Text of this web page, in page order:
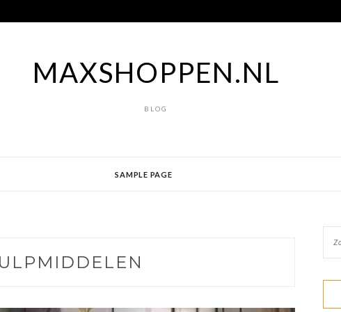
MAXSHOPPEN.NL
BLOG
SAMPLE PAGE